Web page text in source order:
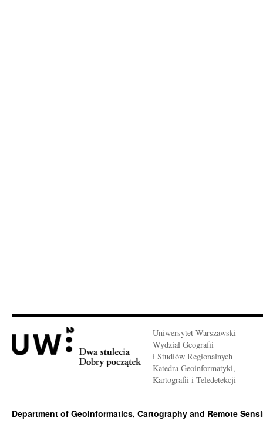
Uniwersytet Warszawski
Wydział Geografii
i Studiów Regionalnych
Katedra Geoinformatyki,
Kartografii i Teledetekcji
Department of Geoinformatics, Cartography and Remote